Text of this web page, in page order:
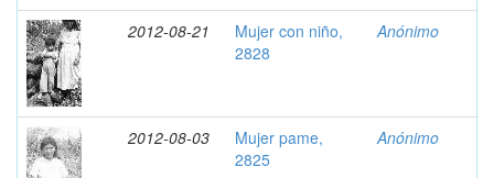
2012-08-21
Mujer con niño,
2828
Anónimo
2012-08-03
Mujer pame,
2825
Anónimo